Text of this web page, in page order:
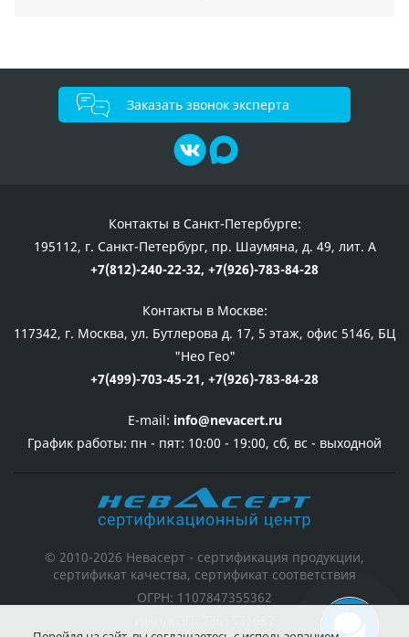
Заказать звонок эксперта
Контакты в Санкт-Петербурге:
195112, г. Санкт-Петербург, пр. Шаумяна, д. 49, лит. А
+7(812)-240-22-32, +7(926)-783-84-28
Контакты в Москве:
117342, г. Москва, ул. Бутлерова д. 17, 5 этаж, офис 5146, БЦ
"Нео Гео"
+7(499)-703-45-21, +7(926)-783-84-28
E-mail: info@nevacert.ru
График работы: пн - пят: 10:00 - 19:00, сб, вс - выходной
© 2010-2026 Невасерт - сертификация продукции,
сертификат качества, сертификат соответствия
ОГРН: 1107847355362